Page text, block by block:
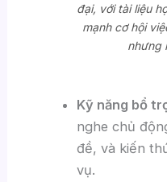
đại, với tài liệu
mạnh cơ hội
nhưng
Kỹ năng bổ
nghe chủ
đề, và kiến
vụ.